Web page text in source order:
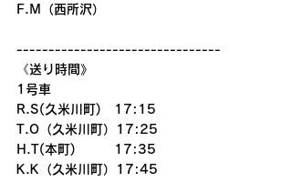
F.M（西所沢）
--------------------------------
《送り時間》
1号車
R.S(久米川町)　17:15
T.O（久米川町）17:25
H.T(本町)　　　17:35
K.K（久米川町）17:45